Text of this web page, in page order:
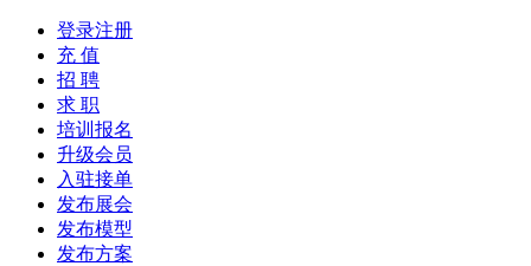
登录注册
充 值
招 聘
求 职
培训报名
升级会员
入驻接单
发布展会
发布模型
发布方案